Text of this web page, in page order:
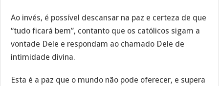
Ao invés, é possível descansar na paz e certeza de que
“tudo ficará bem”, contanto que os católicos sigam a
vontade Dele e respondam ao chamado Dele de
intimidade divina.
Esta é a paz que o mundo não pode oferecer, e supera